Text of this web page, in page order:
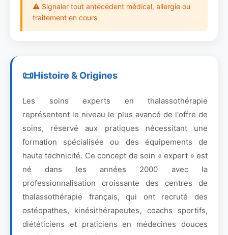
⚠ Signaler tout antécédent médical, allergie ou
traitement en cours
Histoire & Origines
Les soins experts en thalassothérapie
représentent le niveau le plus avancé de l'offre de
soins, réservé aux pratiques nécessitant une
formation spécialisée ou des équipements de
haute technicité. Ce concept de soin « expert » est
né dans les années 2000 avec la
professionnalisation croissante des centres de
thalassothérapie français, qui ont recruté des
ostéopathes, kinésithérapeutes, coachs sportifs,
diététiciens et praticiens en médecines douces